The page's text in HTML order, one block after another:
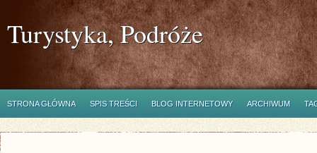
Turystyka, Podróże
STRONA GŁÓWNA SPIS TREŚCI BLOG INTERNETOWY ARCHIWUM